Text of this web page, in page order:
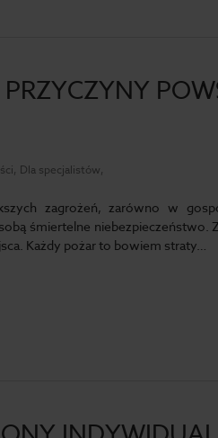
PRZYCZYNY
Dla specjalistów,
zagrożeń, zarówno w
śmiertelne niebezpieczeństwo.
Każdy pożar to bowiem straty…